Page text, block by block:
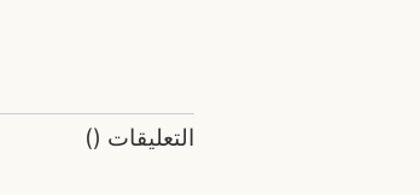
التعليقات (
)